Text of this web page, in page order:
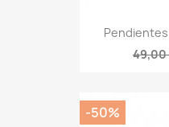
Pendientes
49,00
-50%